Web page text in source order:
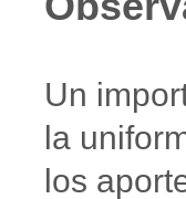
Un
la
los